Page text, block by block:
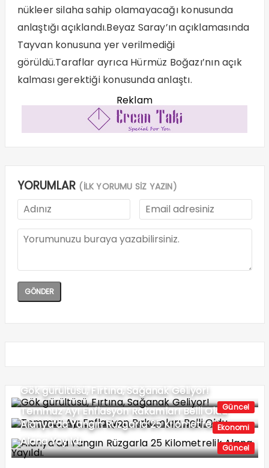
nükleer silaha sahip olamayacağı konusunda
anlaştığı açıklandı.Beyaz Saray’ın açıklamasında
Tayvan konusuna yer verilmediği
görüldü.Taraflar ayrıca Hürmüz Boğazı’nın açık
kalması gerektiği konusunda anlaştı.
Reklam
YORUMLAR (İLK YORUMU SİZ YAZIN)
Güncel
Gök gürültüsü, Fırtına, Sağanak Geliyor!
Ekonomi
Temmuz Ayı Enflasyon Rakamları Belli Oldu
Güncel
Alanya’da Yangın Rüzgarla 25 Kilometrelik
Alana Yayıldı.